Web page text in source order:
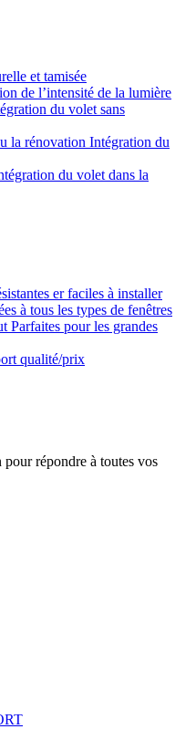
et tamisée
de l’intensité de la lumière
du volet sans
la rénovation Intégration du
du volet dans la
er faciles à installer
à tous les types de fenêtres
Parfaites pour les grandes
qualité/prix
répondre à toutes vos